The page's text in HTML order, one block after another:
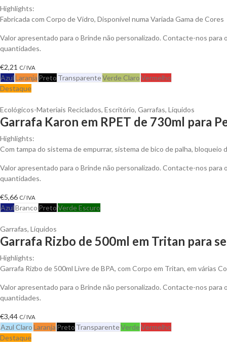
Highlights:
Fabricada com Corpo de Vidro, Disponível numa Variada Gama de Cores
Valor apresentado para o Brinde não personalizado. Contacte-nos
quantidades.
€2,21 C/ IVA
AzulLaranja Preto TransparenteVerde ClaroVermelho
Destaque
Ecológicos-Materiais Reciclados, Escritório, Garrafas, Líquidos
Garrafa Karon em RPET de 730ml para
Highlights:
Com tampa do sistema de empurrar, sistema de bico de palha,
Valor apresentado para o Brinde não personalizado. Contacte-nos
quantidades.
€5,66 C/ IVA
AzulBranco PretoVerde Escuro
Garrafas, Líquidos
Garrafa Rizbo de 500ml em Tritan para
Highlights:
Garrafa Rizbo de 500ml Livre de BPA, com Corpo em Tritan, em várias
Valor apresentado para o Brinde não personalizado. Contacte-nos
quantidades.
€3,44 C/ IVA
Azul ClaroLaranja Preto TransparenteVerdeVermelho
Destaque